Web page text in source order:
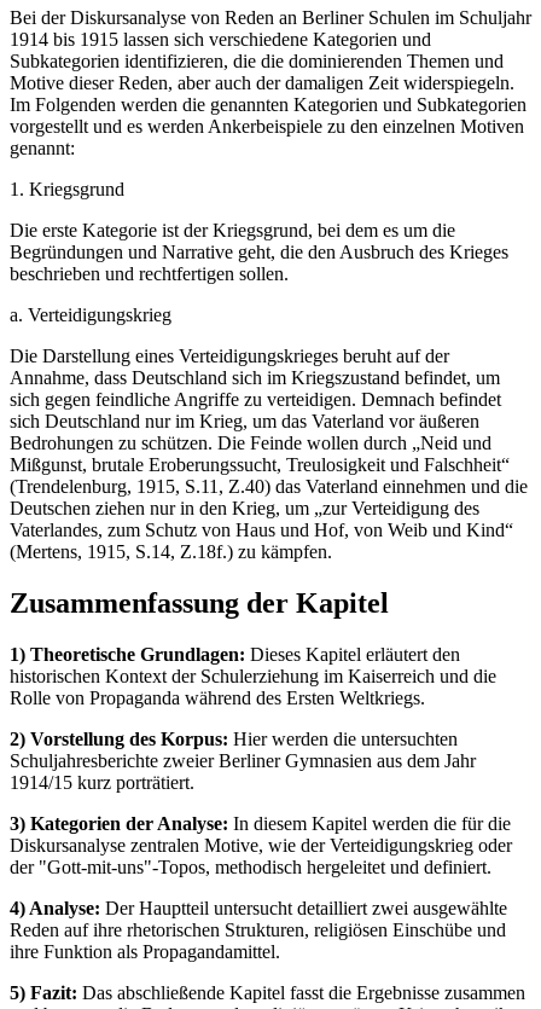
Bei der Diskursanalyse von Reden an Berliner Schulen im Schuljahr
1914 bis 1915 lassen sich verschiedene Kategorien und
Subkategorien identifizieren, die die dominierenden Themen und
Motive dieser Reden, aber auch der damaligen Zeit widerspiegeln.
Im Folgenden werden die genannten Kategorien und Subkategorien
vorgestellt und es werden Ankerbeispiele zu den einzelnen Motiven
genannt:
1. Kriegsgrund
Die erste Kategorie ist der Kriegsgrund, bei dem es um die
Begründungen und Narrative geht, die den Ausbruch des Krieges
beschrieben und rechtfertigen sollen.
a. Verteidigungskrieg
Die Darstellung eines Verteidigungskrieges beruht auf der
Annahme, dass Deutschland sich im Kriegszustand befindet, um
sich gegen feindliche Angriffe zu verteidigen. Demnach befindet
sich Deutschland nur im Krieg, um das Vaterland vor äußeren
Bedrohungen zu schützen. Die Feinde wollen durch „Neid und
Mißgunst, brutale Eroberungssucht, Treulosigkeit und Falschheit“
(Trendelenburg, 1915, S.11, Z.40) das Vaterland einnehmen und die
Deutschen ziehen nur in den Krieg, um „zur Verteidigung des
Vaterlandes, zum Schutz von Haus und Hof, von Weib und Kind“
(Mertens, 1915, S.14, Z.18f.) zu kämpfen.
Zusammenfassung der Kapitel
1) Theoretische Grundlagen: Dieses Kapitel erläutert den
historischen Kontext der Schulerziehung im Kaiserreich und die
Rolle von Propaganda während des Ersten Weltkriegs.
2) Vorstellung des Korpus: Hier werden die untersuchten
Schuljahresberichte zweier Berliner Gymnasien aus dem Jahr
1914/15 kurz porträtiert.
3) Kategorien der Analyse: In diesem Kapitel werden die für die
Diskursanalyse zentralen Motive, wie der Verteidigungskrieg oder
der "Gott-mit-uns"-Topos, methodisch hergeleitet und definiert.
4) Analyse: Der Hauptteil untersucht detailliert zwei ausgewählte
Reden auf ihre rhetorischen Strukturen, religiösen Einschübe und
ihre Funktion als Propagandamittel.
5) Fazit: Das abschließende Kapitel fasst die Ergebnisse zusammen